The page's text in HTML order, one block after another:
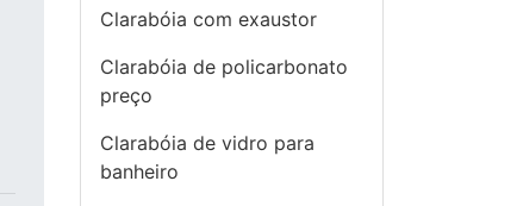
Clarabóia com exaustor
Clarabóia de policarbonato
preço
Clarabóia de vidro para
banheiro